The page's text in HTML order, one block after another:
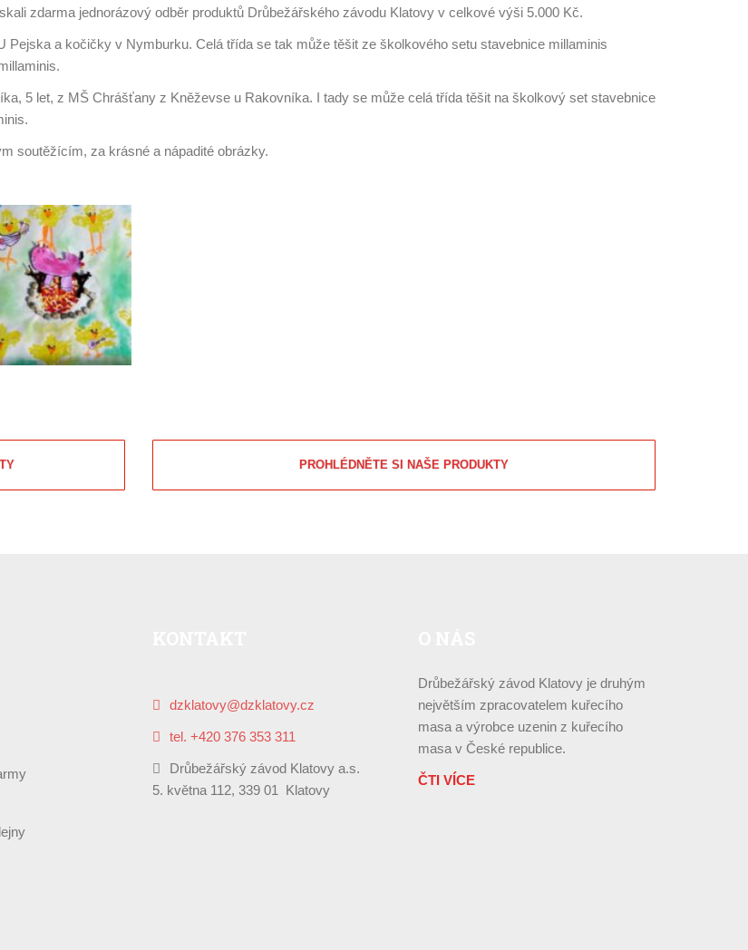
zdarma jednorázový odběr produktů Drůbežářského závodu Klatovy v celkové výši 5.000 Kč.
a kočičky v Nymburku. Celá třída se tak může těšit ze školkového setu stavebnice millaminis
5 let, z MŠ Chrášťany z Kněževse u Rakovníka. I tady se může celá třída těšit na školkový set stavebnice
soutěžícím, za krásné a nápadité obrázky.
PROHLÉDNĚTE SI NAŠE PRODUKTY
dzklatovy@dzklatovy.cz
tel. +420 376 353 311
Drůbežářský závod Klatovy a.s.
5. května 112, 339 01 Klatovy
Drůbežářský závod Klatovy je druhým
největším zpracovatelem kuřecího
masa a výrobce uzenin z kuřecího
masa v České republice.
ČTI VÍCE